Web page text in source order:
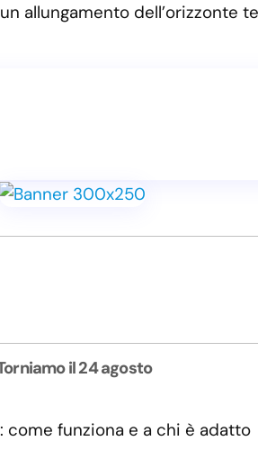
allungamento dell’orizzonte
il 24 agosto